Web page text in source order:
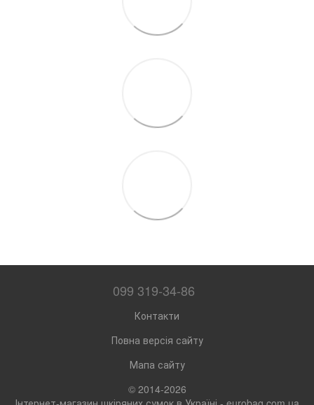
099 319-34-86
Контакти
Повна версія сайту
Мапа сайту
© 2014-2026